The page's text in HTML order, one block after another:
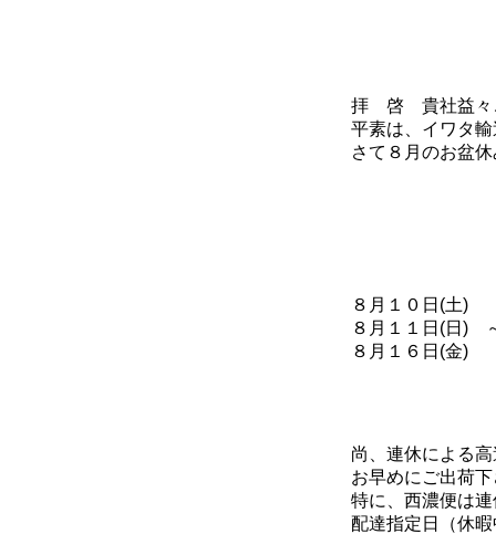
拝 啓 貴社益々ご
平素は、イワタ輸
さて８月のお盆休
８月１０日(土)
８月１１日(日)
８月１６日(金) 土
尚、連休による高
お早めにご出荷下
特に、西濃便は連
配達指定日（休暇